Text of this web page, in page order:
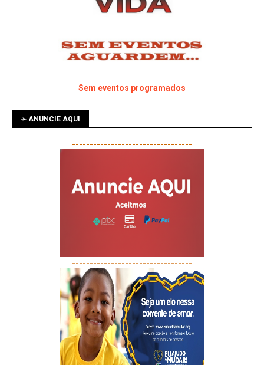
Sem eventos programados
➛ ANUNCIE AQUI
----------------------------------
----------------------------------